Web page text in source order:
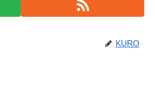
KURO